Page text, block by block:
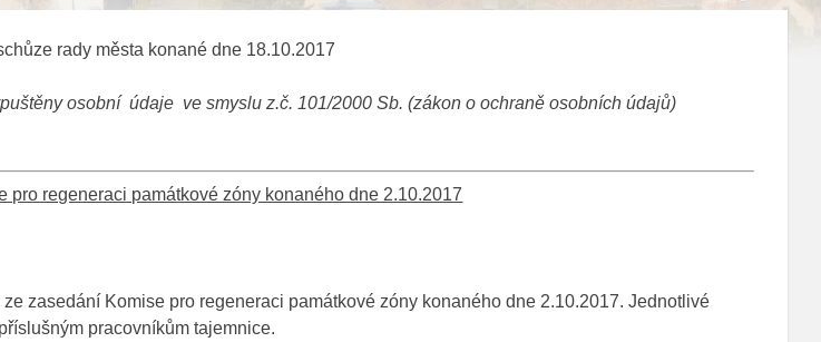
rady města konané dne 18.10.2017
osobní údaje ve smyslu z.č. 101/2000 Sb. (zákon o ochraně osobních údajů)
pro regeneraci památkové zóny konaného dne 2.10.2017
zasedání Komise pro regeneraci památkové zóny konaného dne 2.10.2017. Jednotlivé
pracovníkům tajemnice.